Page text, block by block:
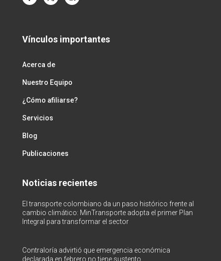
Vínculos importantes
Acerca de
Nuestro Equipo
¿Cómo afiliarse?
Servicios
Blog
Publicaciones
Noticias recientes
El transporte colombiano da un paso histórico frente al
cambio climático: MinTransporte adopta el primer Plan
Integral para transformar el sector
Contraloría advirtió que emergencia económica
declarada en febrero no tiene sustento